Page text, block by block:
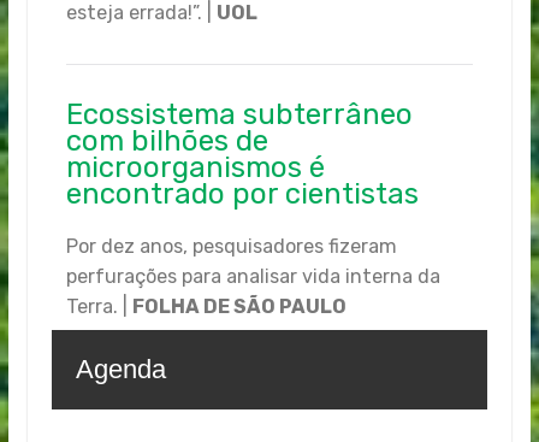
esteja errada!”. | UOL
Ecossistema subterrâneo
com bilhões de
microorganismos é
encontrado por cientistas
Por dez anos, pesquisadores fizeram
perfurações para analisar vida interna da
Terra. |
FOLHA DE SÃO PAULO
Agenda